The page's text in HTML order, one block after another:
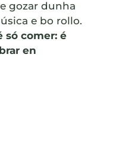
gozar dunha
e bo rollo.
só comer: é
en